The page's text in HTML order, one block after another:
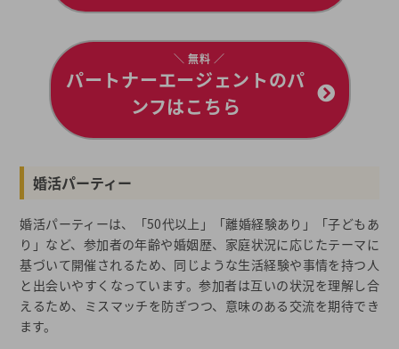
＼ 無料 ／
パートナーエージェントのパ
ンフはこちら
婚活パーティー
婚活パーティーは、「50代以上」「離婚経験あり」「子どもあ
り」など、参加者の年齢や婚姻歴、家庭状況に応じたテーマに
基づいて開催されるため、同じような生活経験や事情を持つ人
と出会いやすくなっています。参加者は互いの状況を理解し合
えるため、ミスマッチを防ぎつつ、意味のある交流を期待でき
ます。